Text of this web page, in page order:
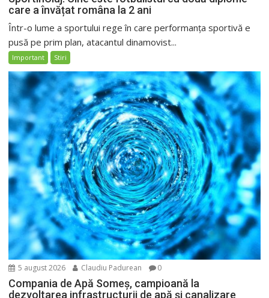
care a învățat româna la 2 ani
Într-o lume a sportului rege în care performanța sportivă e
pusă pe prim plan, atacantul dinamovist...
Important Stiri
5 august 2026 Claudiu Padurean 0
Compania de Apă Someș, campioană la
dezvoltarea infrastructurii de apă și canalizare